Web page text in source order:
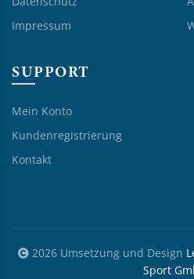
Impressum
SUPPORT
Mein Konto
Kundenregistrierung
Kontakt
2026 Umsetzung und Design
Sport